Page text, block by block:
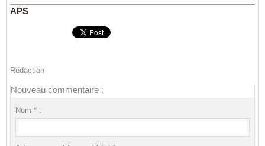
APS
Rédaction
Nouveau commentaire :
Nom * :